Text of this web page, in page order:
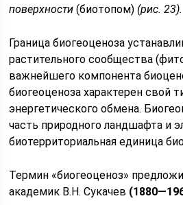
поверхности(биотопом) (рис. 23).
Граница биогеоценоза
растительного сообщества
важнейшего компонента
биогео­ценоза характерен свой
энергетического обмена.
часть природного ланд­шафта и
биотерриториальная единица
Термин «биогеоценоз»
академик В.Н. Сукачев